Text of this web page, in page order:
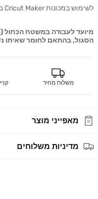
לשימוש במכונות Cricut Maker בלבד.
הסגול, בהתאם לחומר שאיתו
משלוח מהיר
מאפייני מוצר
מדיניות משלוחים